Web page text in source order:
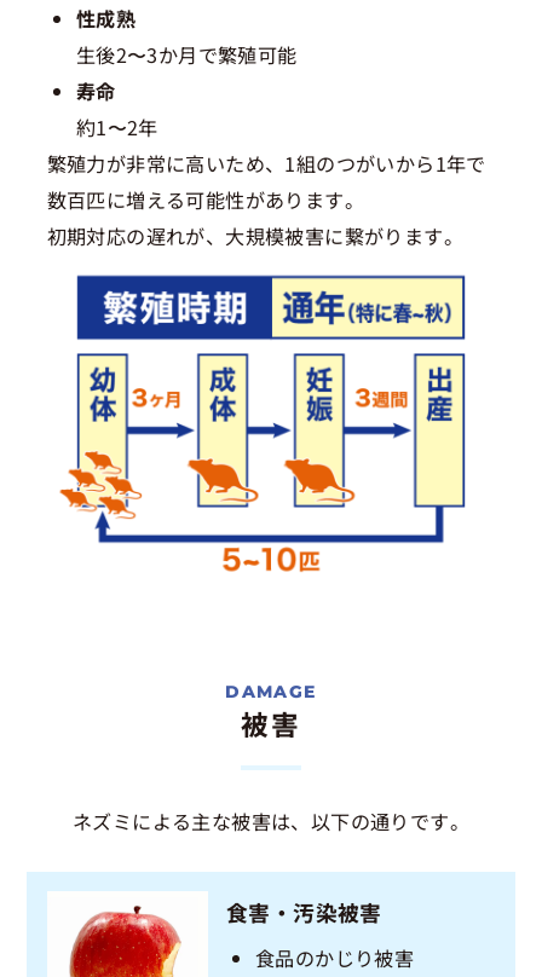
性成熟
生後2〜3か月で繁殖可能
寿命
約1〜2年
繁殖力が非常に高いため、1組のつがいから1年で
数百匹に増える可能性があります。
初期対応の遅れが、大規模被害に繋がります。
被害
ネズミによる主な被害は、以下の通りです。
食害・汚染被害
食品のかじり被害